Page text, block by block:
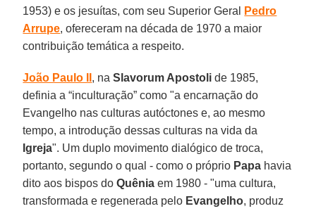
1953) e os jesuítas, com seu Superior Geral
Pedro
Arrupe, ofereceram na década de 1970 a maior
contribuição temática a respeito.
João Paulo II , naSlavorum Apostolide 1985,
definia a “inculturação” como "a encarnação do
Evangelho nas culturas autóctones e, ao mesmo
tempo, a introdução dessas culturas na vida da
Igreja". Um duplo movimento dialógico de troca,
portanto, segundo o qual - como o próprio Papa havia
dito aos bispos doQuênia em 1980 - "uma cultura,
transformada e regenerada pelo Evangelho, produz